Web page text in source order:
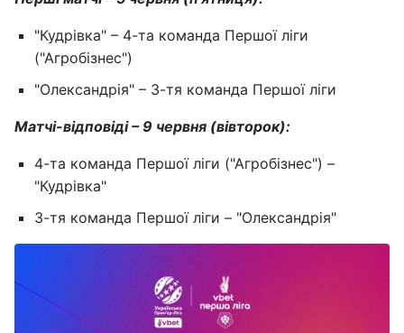
"Кудрівка" – 4-та команда Першої ліги
("Агробізнес")
"Олександрія" – 3-тя команда Першої ліги
Матчі-відповіді – 9 червня (вівторок):
4-та команда Першої ліги ("Агробізнес") –
"Кудрівка"
3-тя команда Першої ліги – "Олександрія"